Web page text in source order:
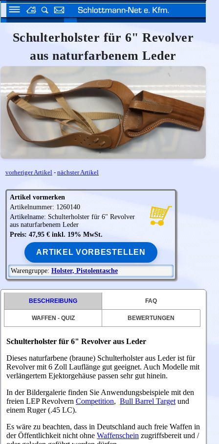
Schulterholster für 6" Revolver
aus naturfarbenem Leder
vorheriger Artikel - nächster Artikel
Artikel vormerken
Artikelnummer: 1260140
Artikelname: Schulterholster für 6" Revolver
aus naturfarbenem Leder
Preis: 47,95 € inkl. 19% MwSt.
ARTIKEL VORBESTELLEN
Warengruppe: Holster, Pistolentasche
BESCHREIBUNG FAQ
WAFFEN - QUIZ BEWERTUNGEN
Schulterholster für 6" Revolver aus Leder
Dieses naturfarbene (braune) Schulterholster aus Leder ist für
Revolver mit 6 Zoll Lauflänge gut geeignet. Auch Modelle mit
verlängertem Ejektorgehäuse passen sehr gut hinein.
In der Bildergalerie finden Sie Anwendungsbeispiele mit den
freien LEP Revolvern Competition, Bull Barrel Target und
einem Ruger (.45 LC).
Es wäre zu beachten, dass in Deutschland auch freie Waffen in
der Öffentlichkeit nicht ohne Waffenschein zugriffsbereit und /